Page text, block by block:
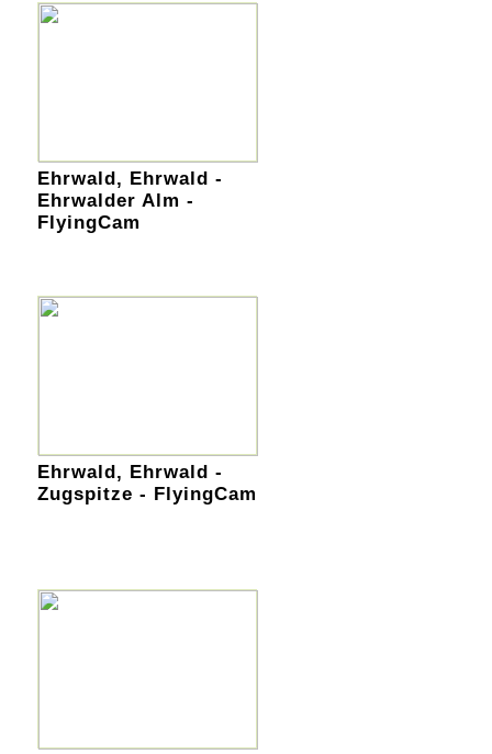
Ehrwald, Ehrwald -
Ehrwalder Alm -
FlyingCam
Ehrwald, Ehrwald -
Zugspitze - FlyingCam